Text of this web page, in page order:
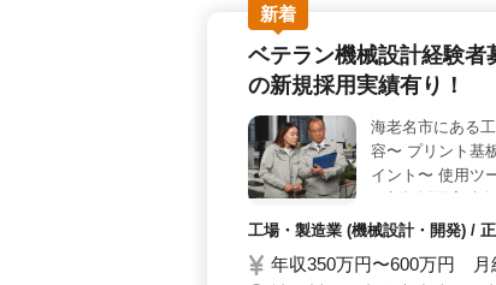
勤もストレスなく行えます。ま
間を充実させながら仕事に集
ンシニア層が多く活躍する職場
験豊富な先輩たちとの協力や指
う。
新着
ベテラン機械設計経験
の新規採用実績有り！
海老名市にある
容〜 プリント基
イント〜 使用ツ
工場・製造業 (機械設計・開発) /
年収350万円〜600万円